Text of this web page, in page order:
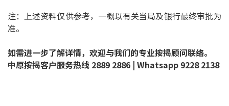
繁
若因错漏而引致任何不便或损失，中原按揭概不负责。
本网站采用无障碍网页设计，如有任何问题，可查询：
2889 2886 / cmb@mail.centanet.com
注：上述资料仅供参考，一概以有关当局及银行最终审批为
准。
如需进一步了解详情，欢迎与我们的专业按揭顾问联络。
中原按揭客户服务热线 2889 2886 | Whatsapp 9228 2138